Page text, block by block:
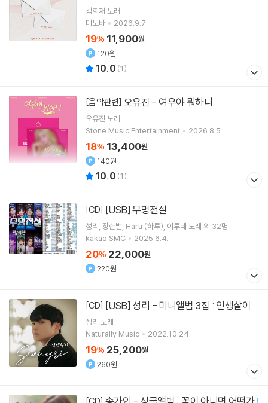
김희재 노래
미노바
2026.9.7.
19% 11,900원
120원
10.0 (1)
[음악관련] 오유진 - 여우야 뭐하니
오유진 노래
Stone Music Entertainment
2026.8.5.
18% 13,400원
140원
10.0 (1)
[CD] [USB] 무명전설
성리 장한별 Haru (하루) 이루네 노래 외 32명
kakao SMC
2025.6.4.
20% 22,000원
220원
[CD] [USB] 성리 - 미니앨범 3집 : 인생살이
성리 노래
Naturally Music
2022.10.24.
19% 25,200원
260원
[